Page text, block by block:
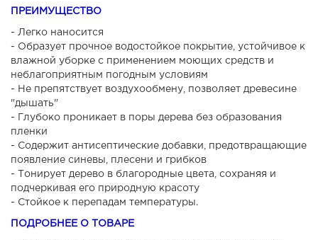
ПРЕИМУЩЕСТВО
- Легко наносится
- Образует прочное водостойкое покрытие, устойчивое к
влажной уборке с применением моющих средств и
неблагоприятным погодным условиям
- Не препятствует воздухообмену, позволяет древесине
"дышать"
- Глубоко проникает в поры дерева без образования
пленки
- Содержит антисептические добавки, предотвращающие
появление синевы, плесени и грибков
- Тонирует дерево в благородные цвета, сохраняя и
подчеркивая его природную красоту
- Стойкое к перепадам температуры.
ПОДРОБНЕЕ О ТОВАРЕ